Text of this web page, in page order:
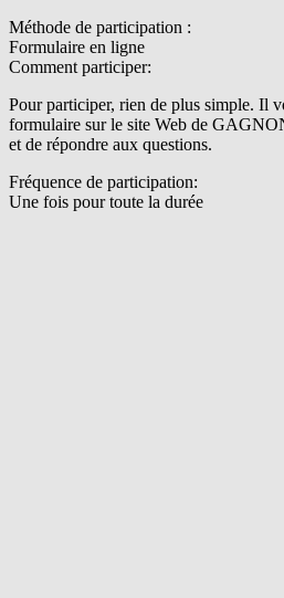
Méthode de participation :
Formulaire en ligne
Comment participer:
Pour participer, rien de plus simple. Il
formulaire sur le site Web de
et de répondre aux questions.
Fréquence de participation:
Une fois pour toute la durée